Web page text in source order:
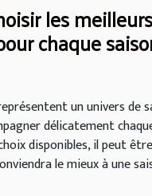
les
chaque
un univers de
délicatement
disponibles, il peut
le mieux à une